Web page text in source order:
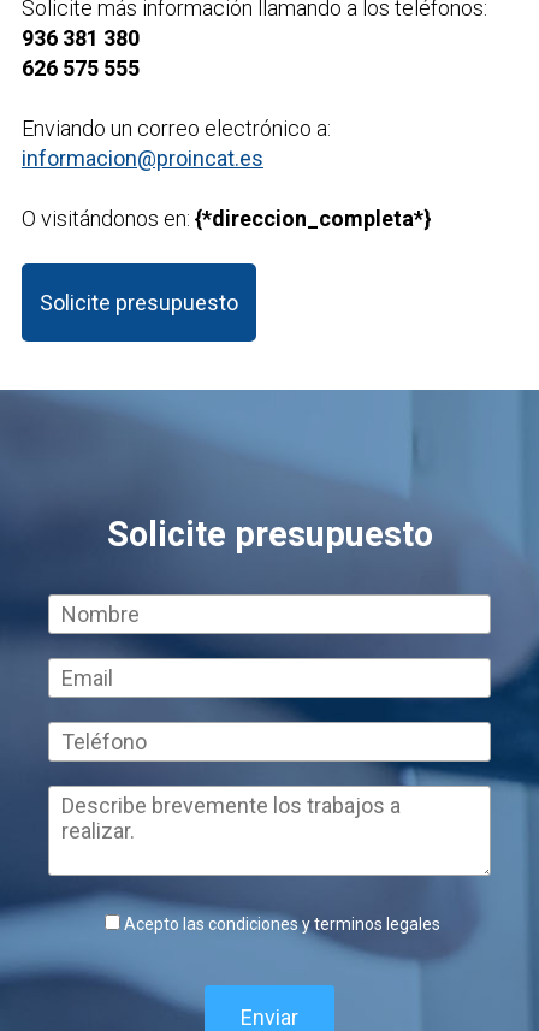
Solicite más información llamando a los teléfonos:
936 381 380
626 575 555
Enviando un correo electrónico a:
informacion@proincat.es
O visitándonos en: {*direccion_completa*}
Solicite presupuesto
Solicite presupuesto
Acepto las condiciones y terminos legales
Enviar